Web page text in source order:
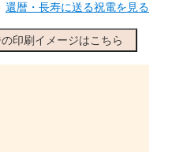
還暦・長寿に送る祝電を見る
の印刷イメージはこちら